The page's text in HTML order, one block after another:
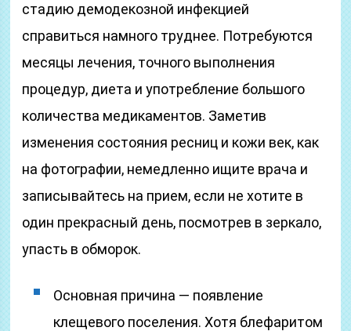
стадию демодекозной инфекцией
справиться намного труднее. Потребуются
месяцы лечения, точного выполнения
процедур, диета и употребление большого
количества медикаментов. Заметив
изменения состояния ресниц и кожи век, как
на фотографии, немедленно ищите врача и
записывайтесь на прием, если не хотите в
один прекрасный день, посмотрев в зеркало,
упасть в обморок.
Основная причина — появление
клещевого поселения. Хотя блефаритом